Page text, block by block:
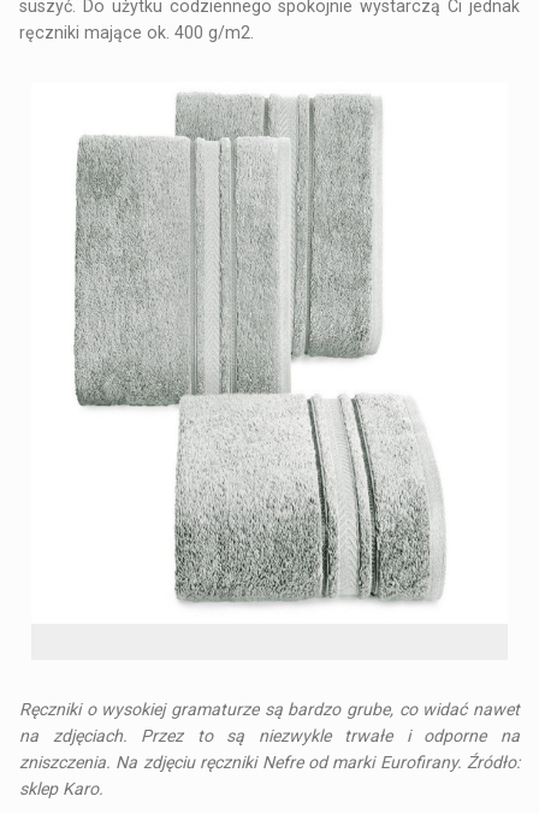
suszyć. Do użytku codziennego spokojnie wystarczą Ci jednak
ręczniki mające ok. 400 g/m2.
Ręczniki o wysokiej gramaturze są bardzo grube, co widać nawet
na zdjęciach. Przez to są niezwykle trwałe i odporne na
zniszczenia. Na zdjęciu ręczniki Nefre od marki Eurofirany. Źródło:
sklep Karo.